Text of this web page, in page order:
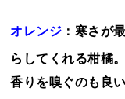
オレンジ ：寒さが
らしてくれる柑橘。
香りを嗅ぐのも良